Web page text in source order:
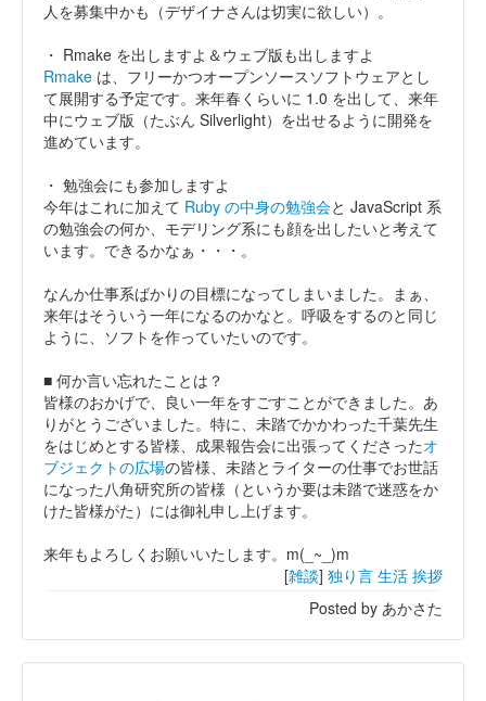
人を募集中かも（デザイナさんは切実に欲しい）。
・ Rmake を出しますよ＆ウェブ版も出しますよ
Rmake は、フリーかつオープンソースソフトウェアとし
て展開する予定です。来年春くらいに 1.0 を出して、来年
中にウェブ版（たぶん Silverlight）を出せるように開発を
進めています。
・ 勉強会にも参加しますよ
今年はこれに加えて Ruby の中身の勉強会と JavaScript 系
の勉強会の何か、モデリング系にも顔を出したいと考えて
います。できるかなぁ・・・。
なんか仕事系ばかりの目標になってしまいました。まぁ、
来年はそういう一年になるのかなと。呼吸をするのと同じ
ように、ソフトを作っていたいのです。
■ 何か言い忘れたことは？
皆様のおかげで、良い一年をすごすことができました。あ
りがとうございました。特に、未踏でかかわった千葉先生
をはじめとする皆様、成果報告会に出張ってくださったオ
ブジェクトの広場の皆様、未踏とライターの仕事でお世話
になった八角研究所の皆様（というか要は未踏で迷惑をか
けた皆様がた）には御礼申し上げます。
来年もよろしくお願いいたします。m(_~_)m
[雑談] 独り言 生活 挨拶
Posted by あかさた